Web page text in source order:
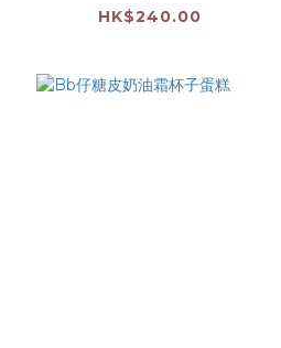
HK$240.00